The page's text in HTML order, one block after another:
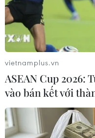
vietnamplus.vn
ASEAN Cup 2026:
vào bán kết với